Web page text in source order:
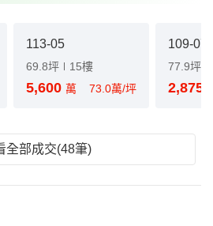
113-05
69.8坪 15樓
5,600 萬 73.0萬/坪
109-07
77.9坪
2,875
全部成交(48筆)